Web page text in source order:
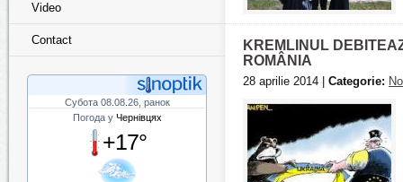
Video
Contact
Субота 08.08.26, ранок
Погода у Чернівцях
+17°
KREMLINUL
ROMÂNIA
28 aprilie 2014 | Categorie: